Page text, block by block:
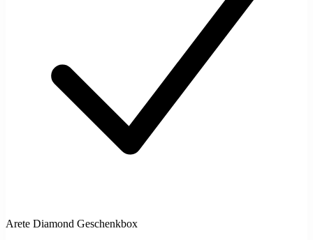
Arete Diamond Geschenkbox